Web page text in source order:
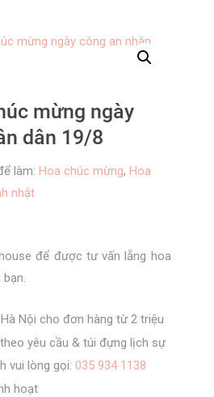
mừng ngày
dân 19/8
làm: Hoa chúc mừng, Hoa
nhật
để được tư vấn lẵng hoa
Nội cho đơn hàng từ 2 triệu
yêu cầu & túi đựng lịch sự
vui lòng gọi: 035 934 1138
hoạt